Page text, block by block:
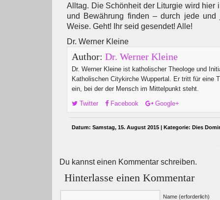
Alltag. Die Schönheit der Liturgie wird hier
und Bewährung finden – durch jede
Weise. Geht! Ihr seid gesendet! Alle!
Dr. Werner Kleine
Author:Dr. Werner Kleine
Dr. Werner Kleine ist katholischer Theologe und
Katholischen Citykirche Wuppertal. Er tritt für eine
ein, bei der der Mensch im Mittelpunkt steht.
Twitter
Facebook Google+
Datum: Samstag, 15. August 2015 | Kategorie: Dies
Du kannst einen Kommentar schreiben.
Hinterlasse einen Kommentar
Name (erforderlich)